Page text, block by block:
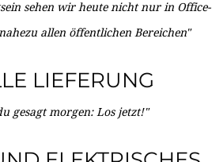
sehen wir heute nicht nur in Office-
allen öffentlichen Bereichen"
LIEFERUNG
gesagt morgen: Los jetzt!"